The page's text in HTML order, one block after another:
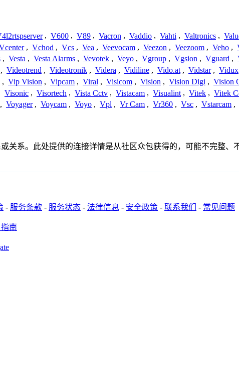
, V600 , V89 , Vacron , Vaddio , Vahti , Valtronics ,
, Vchod , Vcs , Vea , Veevocam , Veezon , Veezoom , Veho ,
, Vesta , Vesta Alarms , Vevotek , Veyo , Vgroup , Vgsion , Vguard ,
, Videotrend , Videotronik , Videra , Vidiline , Vido.at , Vidstar , Vidux
, Vip Vision , Vipcam , Viral , Visicom , Vision , Vision Digi , Vision
Visonic , Visortech , Vista Cctv , Vistacam , Visualint , Vitek , Vitek
, Voyager , Voycam , Voyo , Vpl , Vr Cam , Vr360 , Vsc , Vstarcam ,
关系。此处提供的连接详情是从社区众包获得的，可能不完整
- 服务条款 - 服务状态 - 法律信息 - 安全政策 - 联系我们 - 常见问题
南